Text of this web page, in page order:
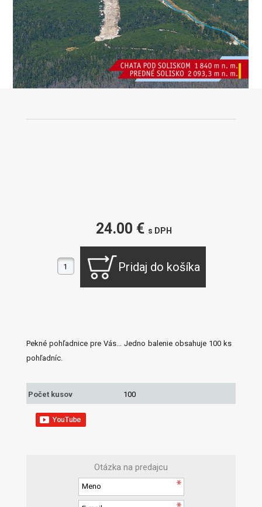
24.00 € s DPH
Pekné pohľadnice pre Vás... Jedno balenie obsahuje 100 ks
pohľadníc.
Počet kusov 100
Otázka na predajcu